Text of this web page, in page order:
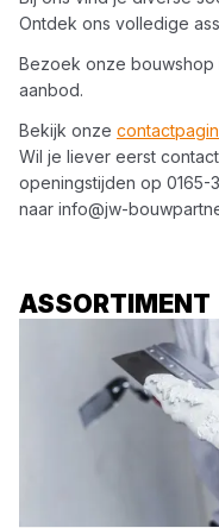
Ontdek ons volledige
Bezoek onze bouwshop
aanbod.
Bekijk onze
Wil je liever eerst
openingstijden op 0165-
naar info@jw-
ASSORTIMENT